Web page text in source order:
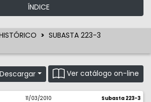
ÍNDICE
SUBASTA 223-3
Descargar Ver catálogo on-line
11/03/2010 Subasta 223-3